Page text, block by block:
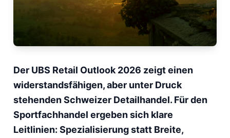
Der UBS Retail Outlook 2026 zeigt einen
widerstandsfähigen, aber unter Druck
stehenden Schweizer Detailhandel. Für den
Sportfachhandel ergeben sich klare
Leitlinien: Spezialisierung statt Breite,